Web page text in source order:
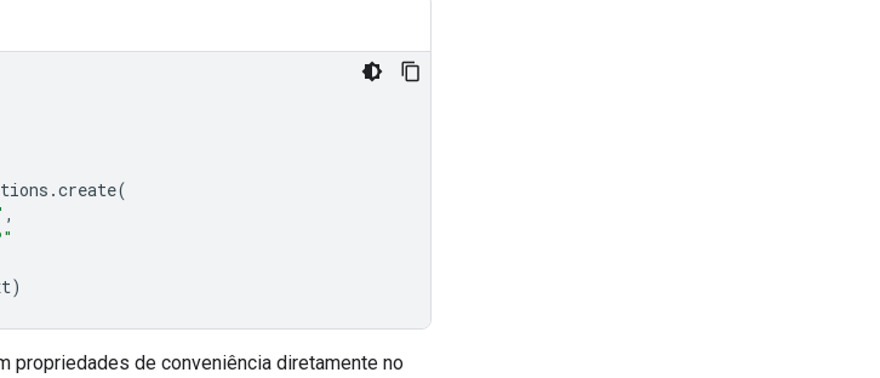
.create(
,
)
propriedades de conveniência diretamente no